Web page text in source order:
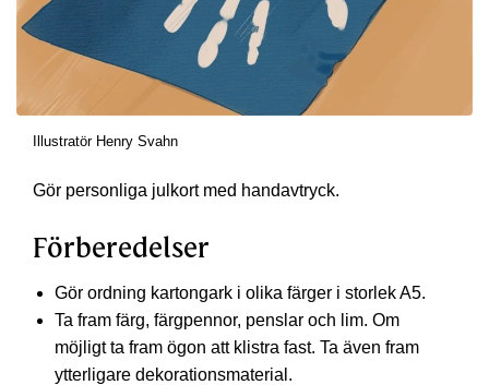
Illustratör Henry Svahn
Gör personliga julkort med handavtryck.
Förberedelser
Gör ordning kartongark i olika färger i storlek A5.
Ta fram färg, färgpennor, penslar och lim. Om
möjligt ta fram ögon att klistra fast. Ta även fram
ytterligare dekorationsmaterial.